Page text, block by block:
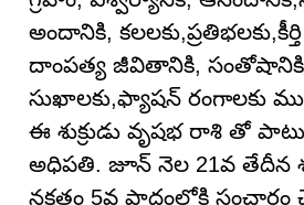
అందానికి, కలలకు,ప్రతిభలకు,కీర్తి
దాంపత్య జీవితానికి,
సుఖాలకు,ఫ్యాషన్ రంగాలకు
ఈ శుక్రుడు వృషభ రాశి తో
అధిపతి. జూన్ నెల 21వ తేదీన
నక్షత్రం 5వ పాదంలోకి